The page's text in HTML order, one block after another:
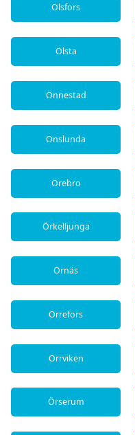
Olsfors
Ölsta
Önnestad
Onslunda
Örebro
Örkelljunga
Ornäs
Orrefors
Orrviken
Örserum